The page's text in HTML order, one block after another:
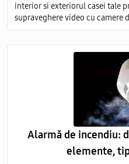
interior si exteriorul casei tale
supraveghere video cu camere
servicii de vanzare si montare
Alarmă de incendiu:
elemente,